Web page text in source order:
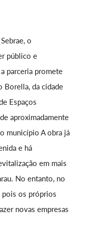
o
público e
parceria promete
Borella, da cidade
Espaços
aproximadamente
município A obra já
e há
em mais
No entanto, no
pois os próprios
novas empresas